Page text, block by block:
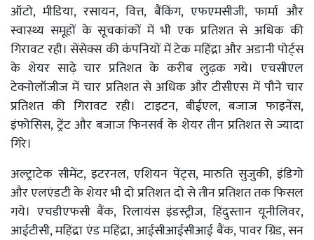
ऑटो, मीडिया, रसायन, वित्त, बैंकिंग, एफएमसीजी, फार्मा और
स्वास्थ्य समूहों के सूचकांकों में भी एक प्रतिशत से अधिक की
गिरावट रही। सेंसेक्स की कंपनियों में टेक महिंद्रा और अडानी पोर्ट्स
के शेयर साढ़े चार प्रतिशत के करीब लुढ़क गये। एचसीएल
टेक्नोलॉजीज में चार प्रतिशत से अधिक और टीसीएस में पौने चार
प्रतिशत की गिरावट रही। टाइटन, बीईएल, बजाज फाइनेंस,
इंफोसिस, ट्रेंट और बजाज फिनसर्व के शेयर तीन प्रतिशत से ज्यादा
गिरे।
अल्ट्राटेक सीमेंट, इटरनल, एशियन पेंट्स, मारुति सुजुकी, इंडिगो
और एलएंडटी के शेयर भी दो प्रतिशत दो से तीन प्रतिशत तक फिसल
गये। एचडीएफसी बैंक, रिलायंस इंडस्ट्रीज, हिंदुस्तान यूनीलिवर,
आईटीसी, महिंद्रा एंड महिंद्रा, आईसीआईसीआई बैंक, पावर ग्रिड, सन